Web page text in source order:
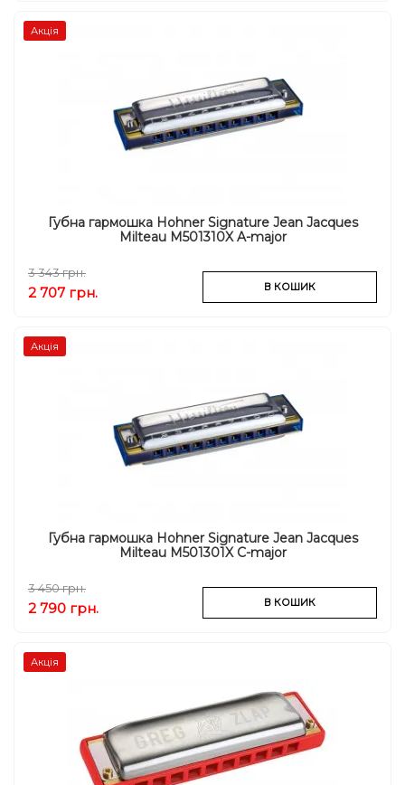
Акція
Губна гармошка Hohner Signature Jean Jacques
Milteau M501310X A-major
3 343 грн.
2 707 грн. В КОШИК
Акція
Губна гармошка Hohner Signature Jean Jacques
Milteau M501301X C-major
3 450 грн.
2 790 грн. В КОШИК
Акція